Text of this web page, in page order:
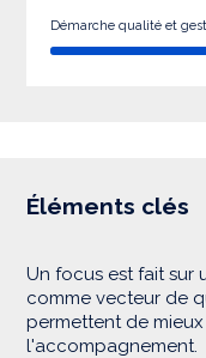
Démarche qualité et
Éléments clés
Un focus est fait sur
comme vecteur de
permettent de
l'accompagnement.